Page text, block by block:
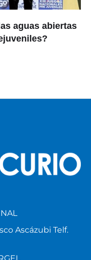
aguas abiertas
Ascázubi Telf.